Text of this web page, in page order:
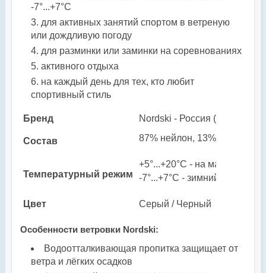
-7°...+7°С
для активных занятий спортом в ветреную
или дождливую погоду
для разминки или заминки на соревнованиях
активного отдыха
на каждый день для тех, кто любит
спортивный стиль
Бренд Nordski - Россия (Пенза)
Состав 87% нейлон, 13% спандекс,
Температурный режим
+5°...+20°С - на майку или
-7°...+7°С - зимний бег с
Цвет Серый / Черный
Особенности ветровки Nordski:
Водоотталкивающая пропитка защищает от
ветра и лёгких осадков